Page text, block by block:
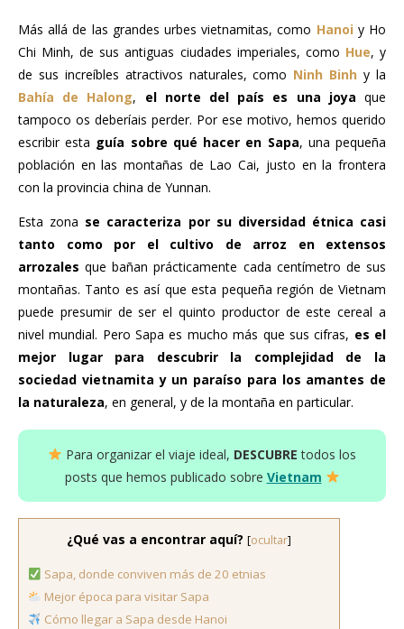
Más allá de las grandes urbes vietnamitas, como Hanoi y Ho
Chi Minh, de sus antiguas ciudades imperiales, como Hue, y
de sus increíbles atractivos naturales, como Ninh Binh y la
Bahía de Halong, el norte del país es una joya que
tampoco os deberíais perder. Por ese motivo, hemos querido
escribir esta guía sobre qué hacer en Sapa, una pequeña
población en las montañas de Lao Cai, justo en la frontera
con la provincia china de Yunnan.
Esta zona se caracteriza por su diversidad étnica casi
tanto como por el cultivo de arroz en extensos
arrozales que bañan prácticamente cada centímetro de sus
montañas. Tanto es así que esta pequeña región de Vietnam
puede presumir de ser el quinto productor de este cereal a
nivel mundial. Pero Sapa es mucho más que sus cifras, es el
mejor lugar para descubrir la complejidad de la
sociedad vietnamita y un paraíso para los amantes de
la naturaleza, en general, y de la montaña en particular.
Para organizar el viaje ideal, DESCUBREtodos los
posts que hemos publicado sobre Vietnam
¿Qué vas a encontrar aquí? [ocultar]
Sapa, donde conviven más de 20 etnias
Mejor época para visitar Sapa
Cómo llegar a Sapa desde Hanoi